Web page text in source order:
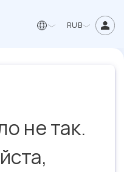
RUB
не так.